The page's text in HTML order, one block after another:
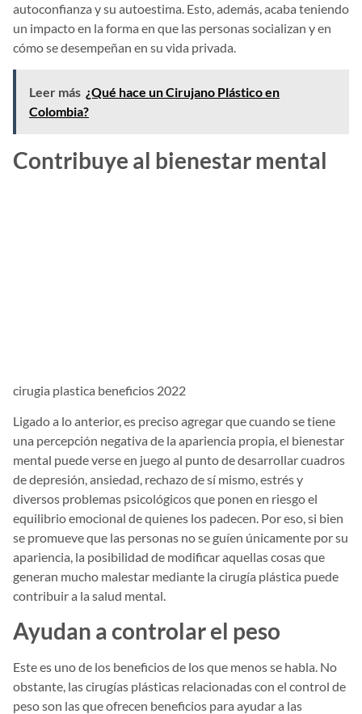
autoconfianza y su autoestima. Esto, además, acaba teniendo
un impacto en la forma en que las personas socializan y en
cómo se desempeñan en su vida privada.
Leer más ¿Qué hace un Cirujano Plástico en
Colombia?
Contribuye al bienestar mental
cirugia plastica beneficios 2022
Ligado a lo anterior, es preciso agregar que cuando se tiene
una percepción negativa de la apariencia propia, el bienestar
mental puede verse en juego al punto de desarrollar cuadros
de depresión, ansiedad, rechazo de sí mismo, estrés y
diversos problemas psicológicos que ponen en riesgo el
equilibrio emocional de quienes los padecen. Por eso, si bien
se promueve que las personas no se guíen únicamente por su
apariencia, la posibilidad de modificar aquellas cosas que
generan mucho malestar mediante la cirugía plástica puede
contribuir a la salud mental.
Ayudan a controlar el peso
Este es uno de los beneficios de los que menos se habla. No
obstante, las cirugías plásticas relacionadas con el control de
peso son las que ofrecen beneficios para ayudar a las